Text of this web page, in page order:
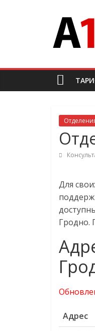
A1-
Все
об
(Velcom)
Беларусь
Для
Гродно.
Адрес